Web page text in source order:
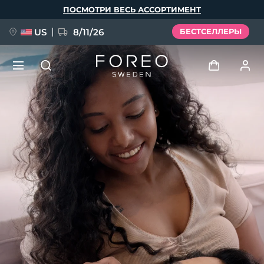
ПОСМОТРИ ВЕСЬ АССОРТИМЕНТ
US 8/11/26 БЕСТСЕЛЛЕРЫ
Профиль пользователя
Мои приборы
Мои заказы
Мои адреса
Мои подписки
НОВИНКА
FAQ™ Pure Beauty-Tech Elixir
BREAKING NEWS
issa™ Teeth Whitening Set
Язык
English Deutsch
Español
Français
Italiano
Português
Polski
Svenska
Русский
Türkçe
简体中文 繁體中文